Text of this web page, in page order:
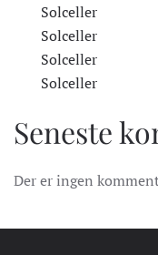
Solceller
Solceller
Solceller
Solceller
Seneste
Der er ingen